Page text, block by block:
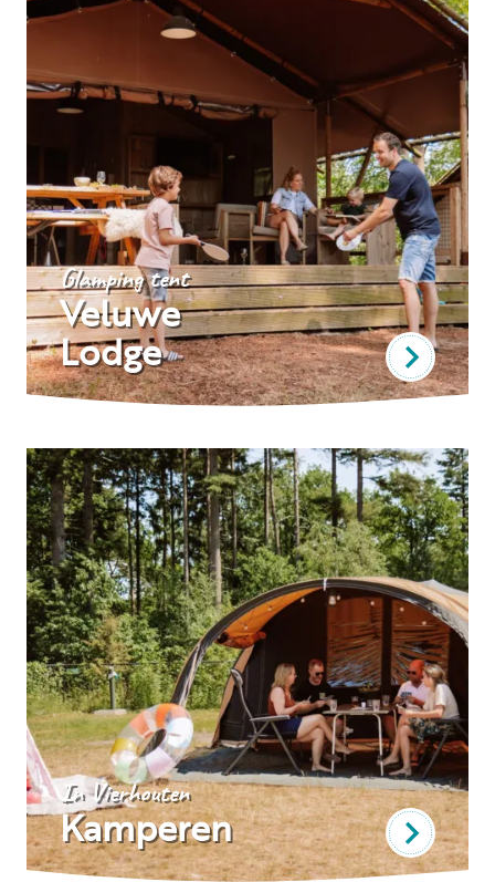
Glamping tent
Veluwe
Lodge
In Vierhouten
Kamperen